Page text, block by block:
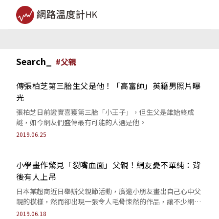
Search_ #父親
傳張柏芝第三胎生父是他！「高富帥」英籍男照片曝
光
張柏芝日前證實喜獲第三胎「小王子」，但生父是誰始終成
謎，如今網友們盛傳最有可能的人選是他。
2019.06.25
小學畫作驚見「裂嘴血面」父親！網友憂不單純：背
後有人上吊
日本某超商近日舉辦父親節活動，廣邀小朋友畫出自己心中父
親的模樣，然而卻出現一張令人毛骨悚然的作品，讓不少網友
憂心背後是否暗藏求救訊號。
2019.06.18